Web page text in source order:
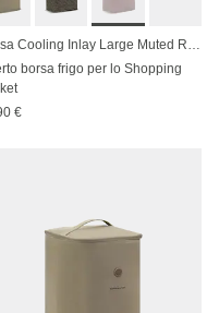
borsa frigo per lo Shopping
€